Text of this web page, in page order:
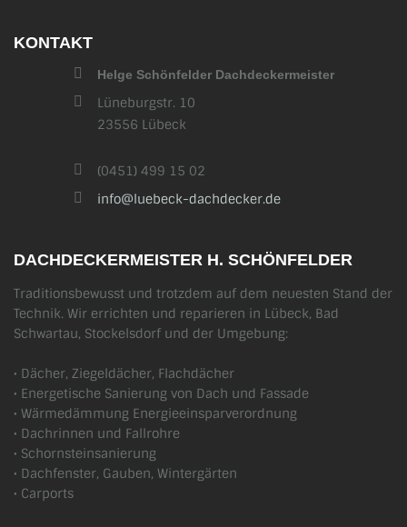
KONTAKT
Helge Schönfelder Dachdeckermeister
Lüneburgstr. 10
23556 Lübeck
(0451) 499 15 02
info@luebeck-dachdecker.de
DACHDECKERMEISTER H. SCHÖNFELDER
Traditionsbewusst und trotzdem auf dem neuesten Stand der
Technik. Wir errichten und reparieren in Lübeck, Bad
Schwartau, Stockelsdorf und der Umgebung:
• Dächer, Ziegeldächer, Flachdächer
• Energetische Sanierung von Dach und Fassade
• Wärmedämmung Energieeinsparverordnung
• Dachrinnen und Fallrohre
• Schornsteinsanierung
• Dachfenster, Gauben, Wintergärten
• Carports